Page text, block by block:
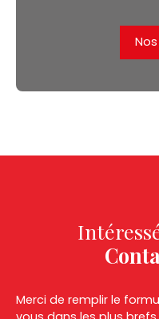
Merci de remplir le